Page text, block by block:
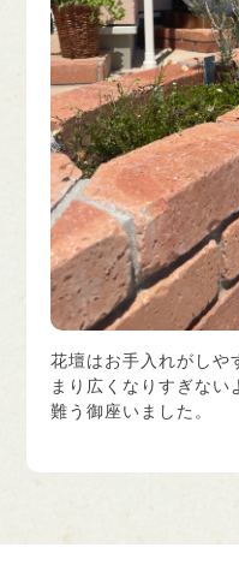
花壇はお手入れがしや
まり広くなりすぎな
難う御座いました。